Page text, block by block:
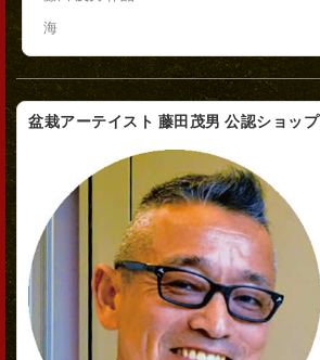
海
盆栽アーテイスト 藤田茂男 公認ショップ